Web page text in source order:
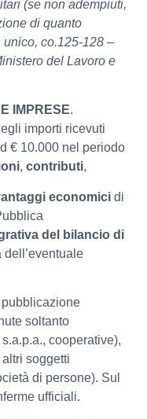
(se non adempiuti,
di quanto
unico, co.125-128 –
del Lavoro e
IMPRESE.
importi ricevuti
€ 10.000 nel periodo
, contributi,
economici di
del bilancio di
soltanto
s.a.p.a., cooperative),
soggetti
di persone). Sul
ufficiali.